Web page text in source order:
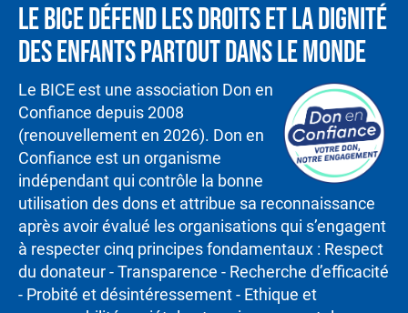
Le BICE défend les droits et la dignité
des enfants partout dans le monde
Le BICE est une association Don en
Confiance depuis 2008
(renouvellement en 2026). Don en
Confiance est un organisme
indépendant qui contrôle la bonne
utilisation des dons et attribue sa reconnaissance
après avoir évalué les organisations qui s’engagent
à respecter cinq principes fondamentaux : Respect
du donateur - Transparence - Recherche d’efficacité
- Probité et désintéressement - Ethique et